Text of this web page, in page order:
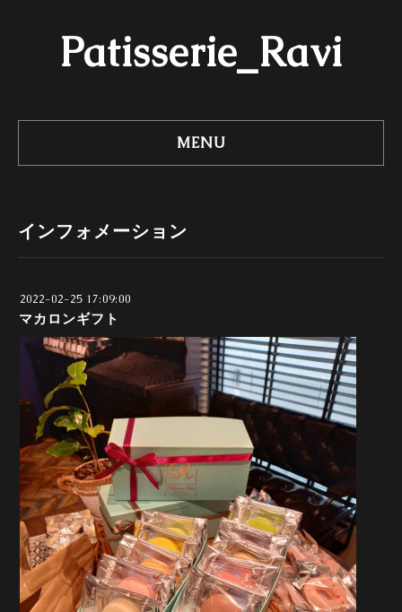
Patisserie_Ravi
MENU
インフォメーション
2022-02-25 17:09:00
マカロンギフト